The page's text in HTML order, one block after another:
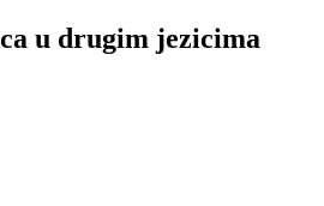
u drugim jezicima